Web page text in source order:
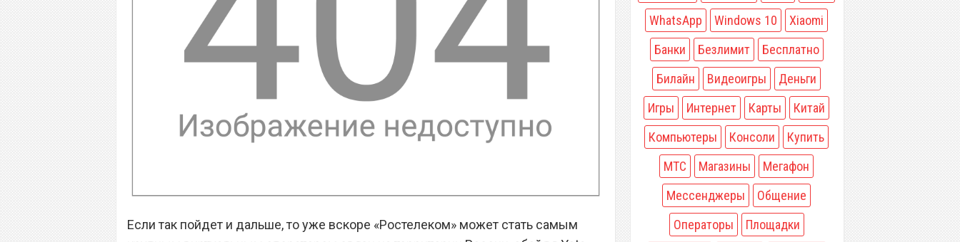
Если так пойдет и дальше, то уже вскоре «Ростелеком» может стать самым
WhatsApp
Windows 10
Xiaomi
Банки
Безлимит
Бесплатно
Билайн
Видеоигры
Деньги
Игры
Интернет Карты
Китай
Компьютеры
Консоли
Купить
МТС
Магазины
Мегафон
Мессенджеры
Общение
Операторы
Площадки